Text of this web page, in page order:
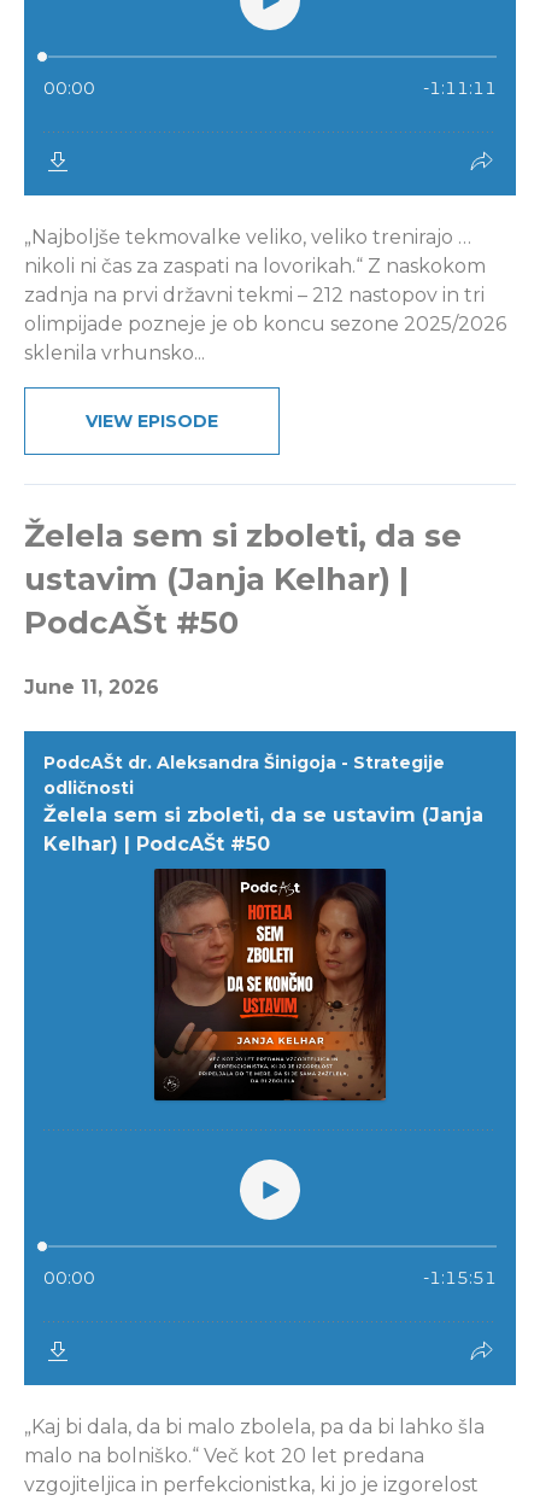
„Najboljše tekmovalke veliko, veliko trenirajo …
nikoli ni čas za zaspati na lovorikah.“ Z naskokom
zadnja na prvi državni tekmi – 212 nastopov in tri
olimpijade pozneje je ob koncu sezone 2025/2026
sklenila vrhunsko...
VIEW EPISODE
Želela sem si zboleti, da se
ustavim (Janja Kelhar) |
PodcAŠt #50
June 11, 2026
„Kaj bi dala, da bi malo zbolela, pa da bi lahko šla
malo na bolniško.“ Več kot 20 let predana
vzgojiteljica in perfekcionistka, ki jo je izgorelost